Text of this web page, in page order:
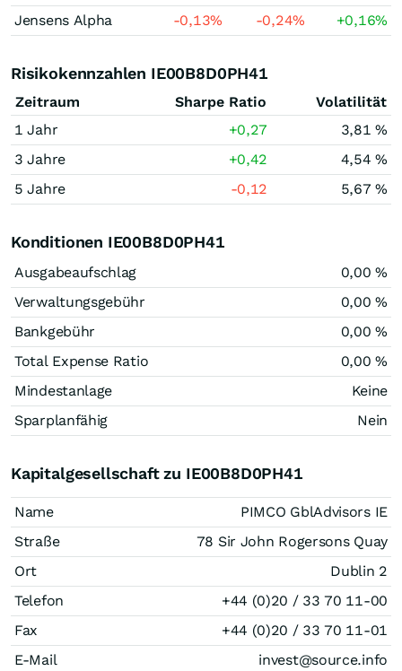
Jensens Alpha
-0,13% -0,24% +0,16%
Risikokennzahlen IE00B8D0PH41
Zeitraum Sharpe Ratio
Volatilität
1 Jahr
+0,27
3,81 %
3 Jahre
+0,42
4,54 %
5 Jahre
-0,12 5,67 %
Konditionen IE00B8D0PH41
Ausgabeaufschlag
0,00 %
Verwaltungsgebühr
0,00 %
Bankgebühr
0,00 %
Total Expense Ratio
0,00 %
Mindestanlage
Keine
Sparplanfähig
Nein
Kapitalgesellschaft zu IE00B8D0PH41
Name
PIMCO GblAdvisors IE
Straße
78 Sir John Rogersons Quay
Ort
Dublin 2
Telefon
+44 (0)20 / 33 70 11-00
Fax
+44 (0)20 / 33 70 11-01
E-Mail
invest@source.info